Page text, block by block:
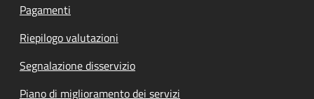
Pagamenti
Riepilogo valutazioni
Segnalazione disservizio
Piano di miglioramento dei servizi